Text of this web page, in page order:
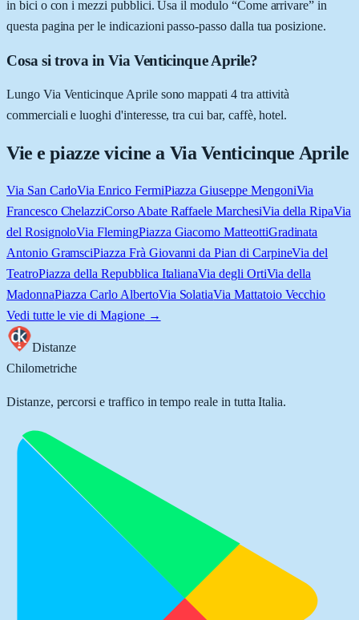
in bici o con i mezzi pubblici. Usa il modulo “Come arrivare” in
questa pagina per le indicazioni passo-passo dalla tua posizione.
Cosa si trova in Via Venticinque Aprile?
Lungo Via Venticinque Aprile sono mappati 4 tra attività
commerciali e luoghi d'interesse, tra cui bar, caffè, hotel.
Vie e piazze vicine a Via Venticinque Aprile
Via San CarloVia Enrico FermiPiazza Giuseppe MengoniVia
Francesco ChelazziCorso Abate Raffaele MarchesiVia della RipaVia
del RosignoloVia FlemingPiazza Giacomo MatteottiGradinata
Antonio GramsciPiazza Frà Giovanni da Pian di CarpineVia del
TeatroPiazza della Repubblica ItalianaVia degli OrtiVia della
MadonnaPiazza Carlo AlbertoVia SolatiaVia Mattatoio Vecchio
Vedi tutte le vie di Magione→
Distanze
Chilometriche
Distanze, percorsi e traffico in tempo reale in tutta Italia.